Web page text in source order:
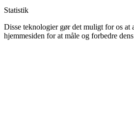
Statistik
Disse teknologier gør det muligt for os at
hjemmesiden for at måle og forbedre